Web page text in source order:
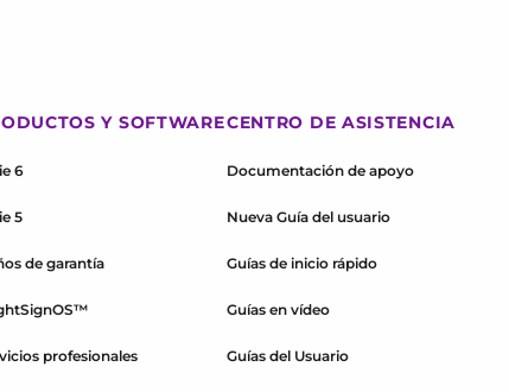
Y SOFTWARE
6
5
de garantía
profesionales
CENTRO DE ASISTENCIA
Documentación de apoyo
Nueva Guía del usuario
Guías de inicio rápido
Guías en vídeo
Guías del Usuario